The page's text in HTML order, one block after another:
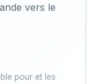
vers le
pour et les